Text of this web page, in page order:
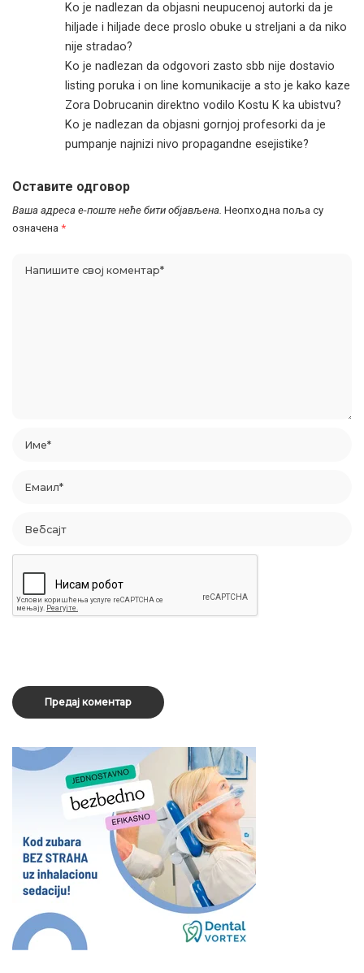
Ko je nadlezan da objasni neupucenoj autorki da je
hiljade i hiljade dece proslo obuke u streljani a da niko
nije stradao?
Ko je nadlezan da odgovori zasto sbb nije dostavio
listing poruka i on line komunikacije a sto je kako kaze
Zora Dobrucanin direktno vodilo Kostu K ka ubistvu?
Ko je nadlezan da objasni gornjoj profesorki da je
pumpanje najnizi nivo propagandne esejistike?
Оставите одговор
Ваша адреса е-поште неће бити објављена. Неопходна поља су
означена *